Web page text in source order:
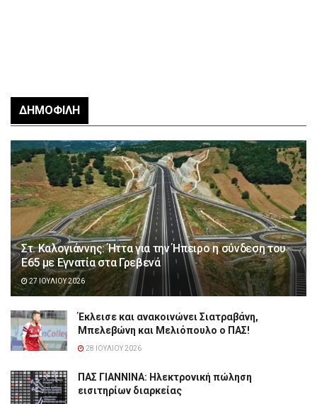
ΔΗΜΟΦΙΛΉ
Στ. Καλογιάννης: Ήττα για την Ήπειρο η σύνδεση του
Ε65 με Εγνατία στα Γρεβενά
27 ΙΟΥΛΊΟΥ 2026
Έκλεισε και ανακοινώνει Σιατραβάνη,
Μπελεβώνη και Μελιόπουλο ο ΠΑΣ!
28 ΙΟΥΛΊΟΥ 2026
ΠΑΣ ΓΙΑΝΝΙΝΑ: Hλεκτρονική πώληση
εισιτηρίων διαρκείας